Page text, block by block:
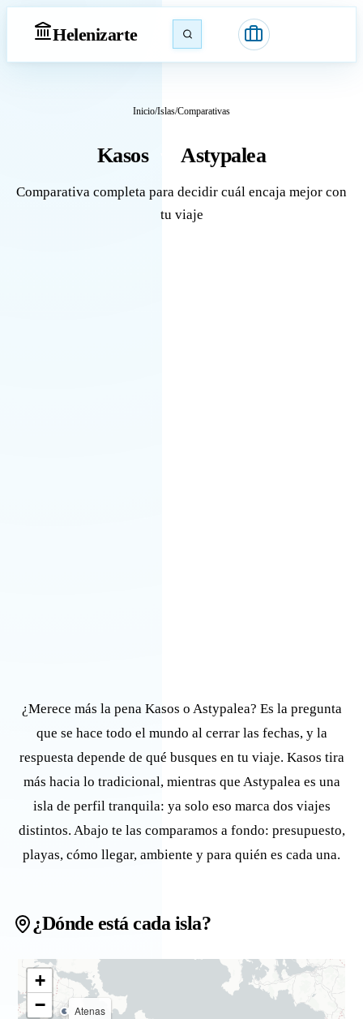
Helenizarte
Inicio/Islas/Comparativas
Kasos Astypalea
Comparativa completa para decidir cuál encaja mejor con
tu viaje
¿Merece más la pena Kasos o Astypalea? Es la pregunta
que se hace todo el mundo al cerrar las fechas, y la
respuesta depende de qué busques en tu viaje. Kasos tira
más hacia lo tradicional, mientras que Astypalea es una
isla de perfil tranquila: ya solo eso marca dos viajes
distintos. Abajo te las comparamos a fondo: presupuesto,
playas, cómo llegar, ambiente y para quién es cada una.
¿Dónde está cada isla?
Atenas
+
−